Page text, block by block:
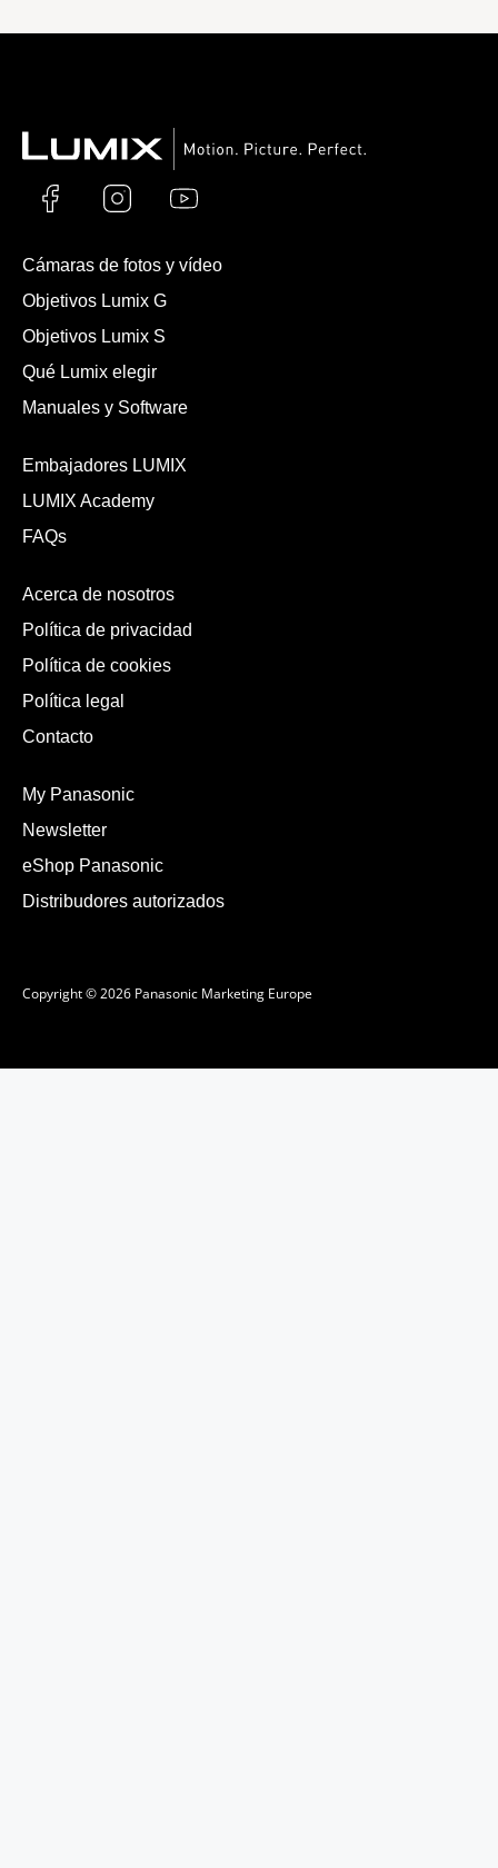
Cámaras de fotos y vídeo
Objetivos Lumix G
Objetivos Lumix S
Qué Lumix elegir
Manuales y Software
Embajadores LUMIX
LUMIX Academy
FAQs
Acerca de nosotros
Política de privacidad
Política de cookies
Política legal
Contacto
My Panasonic
Newsletter
eShop Panasonic
Distribudores autorizados
Copyright © 2026 Panasonic Marketing Europe